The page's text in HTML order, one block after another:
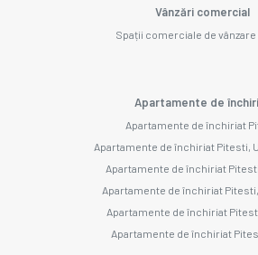
Vânzări comercial
Spații comerciale de
Apartamente de
Apartamente de închiriat
Apartamente de închiriat Pitesti,
Apartamente de închiriat
Apartamente de închiriat Pitesti,
Apartamente de închiriat
Apartamente de închiriat